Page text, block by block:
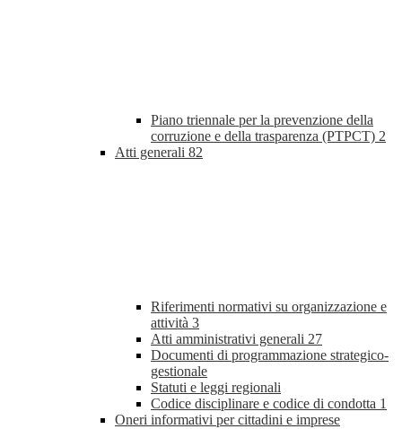
Piano triennale per la prevenzione della
corruzione e della trasparenza (PTPCT) 2
Atti generali 82
Riferimenti normativi su organizzazione e
attività 3
Atti amministrativi generali 27
Documenti di programmazione strategico-
gestionale
Statuti e leggi regionali
Codice disciplinare e codice di condotta 1
Oneri informativi per cittadini e imprese